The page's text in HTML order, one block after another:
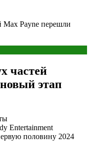
Max Payne перешли
частей
этап
Entertainment
половину 2024